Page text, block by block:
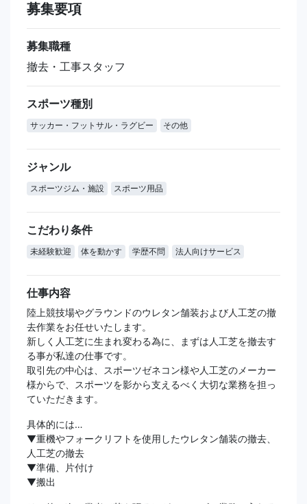
募集要項
募集職種
撤去・工事スタッフ
スポーツ種別
サッカー・フットサル・ラグビー その他
ジャンル
スポーツジム・施設 スポーツ用品
こだわり条件
未経験歓迎 体を動かす 学歴不問 法人向けサービス
仕事内容
陸上競技場やグラウンドのウレタン舗装および人工芝の撤
去作業をお任せいたします。
新しく人工芝に生まれ変わる為に、まずは人工芝を撤去す
る事が私達の仕事です。
取引先の中心は、スポーツゼネコン様や人工芝のメーカー
様からで、スポーツを影から支えるべく大切な業務を担っ
ていただきます。
具体的には…
▼重機やフォークリフトを使用したウレタン舗装の撤去、
人工芝の撤去
▼準備、片付け
▼搬出